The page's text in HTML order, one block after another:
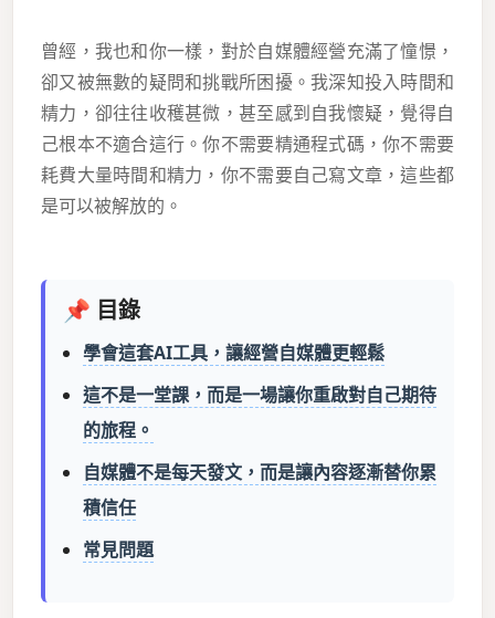
曾經，我也和你一樣，對於自媒體經營充滿了憧憬，
卻又被無數的疑問和挑戰所困擾。我深知投入時間和
精力，卻往往收穫甚微，甚至感到自我懷疑，覺得自
己根本不適合這行。你不需要精通程式碼，你不需要
耗費大量時間和精力，你不需要自己寫文章，這些都
是可以被解放的。
📌 目錄
學會這套AI工具，讓經營自媒體更輕鬆
這不是一堂課，而是一場讓你重啟對自己期待
的旅程。
自媒體不是每天發文，而是讓內容逐漸替你累
積信任
常見問題